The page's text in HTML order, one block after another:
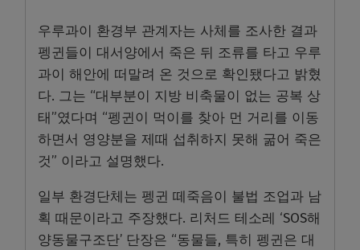
우루과이 환경부 관계자는 사체를 조사한 결과
펭귄들이 대서양에서 죽은 뒤 조류를 타고 우루
과이 해안에 떠말려 온 것으로 확인됐다고 밝혔
다. 그는 “대부분이 지방 비축물이 없는 공복 상
태”였다며 “펭귄이 먹이를 찾아 먼 거리를 이동
하면서 영양분을 제때 섭취하지 못해 굶어 죽은
것” 이라고 설명했다.
일부 환경단체는 펭귄 떼죽음이 불법 조업과 남
획 때문이라고 주장했다. 리처드 테소레 ‘SOS해
양동물구조단’ 단장은 “동물들, 특히 펭귄은 대